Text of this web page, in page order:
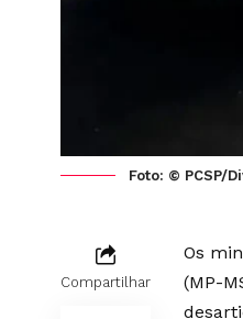
Foto: © PCSP/
Compartilhar
Os
(MP-